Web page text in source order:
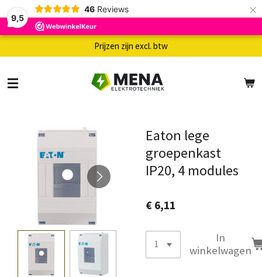
9,5
46 Reviews ×
Prijzen zijn excl. btw
Eaton lege
groepenkast
IP20, 4 modules
€ 6,11
In
winkelwagen